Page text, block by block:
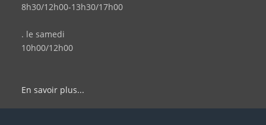
8h30/12h00-13h30/17h00
. le samedi
10h00/12h00
En savoir plus...